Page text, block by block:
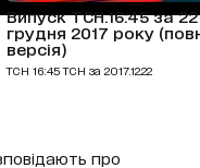
Випуск ТСН.16:45 за 22
грудня 2017 року
версія)
ТСН 16:45 ТСН за 2017.12.22
про